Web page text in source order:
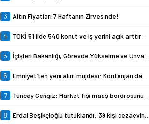
verildi.
3 Altın Fiyatları 7 Haftanın Zirvesinde!
4 TOKİ 51 ilde 540 konut ve iş yerini açık arttırma usulü satışa çıkarıyor.
5 İçişleri Bakanlığı, Görevde Yükselme ve Unvan Değişikliği Yazılı Sınavları’nın tarihlerini duyurdu.
6 Emniyet’ten yeni alım müjdesi: Kontenjan dağılımı açıklandı
7 Tuncay Cengiz: Market fişi maaş bordrosunu çoktan geçti
8 Erdal Beşikçioğlu tutuklandı: 39 kişi cezaevine gönderildi